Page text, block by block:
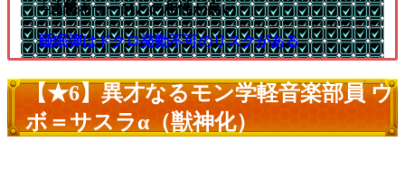
└連撃キラーMとの相性が良い
睡眠弾はドクロ発動不可のリスクがある
【★6】異才なるモン学軽音楽部員 ウ
ボ＝サスラα（獣神化）